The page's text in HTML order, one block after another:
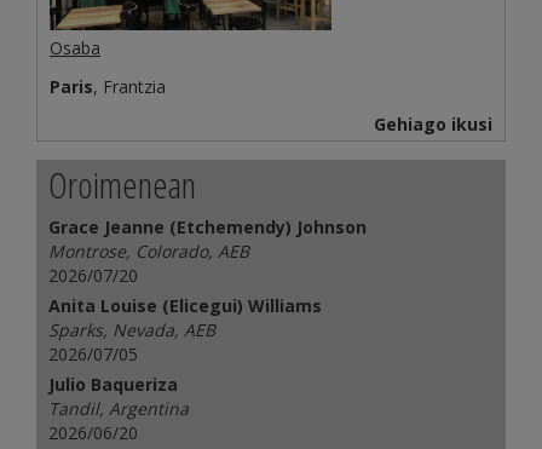
Osaba
Paris, Frantzia
Gehiago ikusi
Oroimenean
Grace Jeanne (Etchemendy) Johnson
Montrose, Colorado, AEB
2026/07/20
Anita Louise (Elicegui) Williams
Sparks, Nevada, AEB
2026/07/05
Julio Baqueriza
Tandil, Argentina
2026/06/20